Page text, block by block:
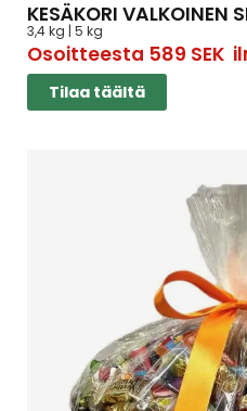
KESÄKORI VALKOINEN
3,4 kg | 5 kg
Osoitteesta 589 SEK
Tilaa täältä